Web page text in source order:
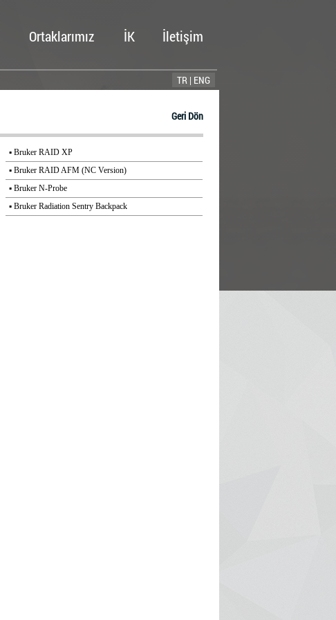
Ortaklarımız İK İletişim
TR | ENG
Geri Dön
▪ Bruker RAID XP
▪ Bruker RAID AFM (NC Version)
▪ Bruker N-Probe
▪ Bruker Radiation Sentry Backpack